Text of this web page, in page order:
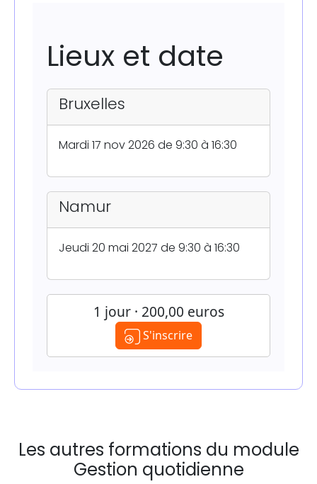
Lieux et date
Bruxelles
Mardi 17 nov 2026 de 9:30 à 16:30
Namur
Jeudi 20 mai 2027 de 9:30 à 16:30
1 jour · 200,00 euros
S'inscrire
Les autres formations du module
Gestion quotidienne